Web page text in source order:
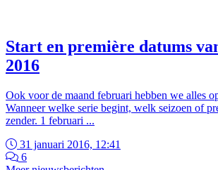
Start en première datums
2016
Ook voor de maand februari hebben we alles
Wanneer welke serie begint, welk seizoen of
zender. 1 februari ...
31 januari 2016, 12:41
6